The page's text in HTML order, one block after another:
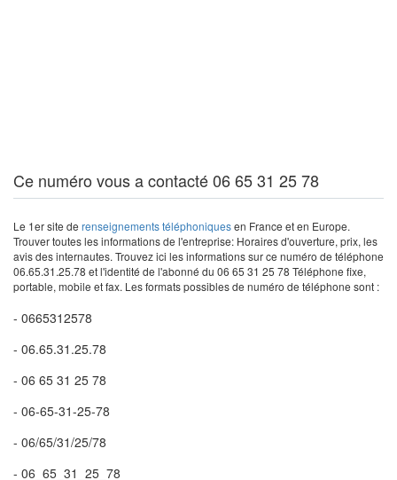
Ce numéro vous a contacté 06 65 31 25 78
Le 1er site de renseignements téléphoniquesen France et en Europe.
Trouver toutes les informations de l'entreprise: Horaires d'ouverture, prix, les
avis des internautes. Trouvez ici les informations sur ce numéro de téléphone
06.65.31.25.78 et l'identité de l'abonné du 06 65 31 25 78 Téléphone fixe,
portable, mobile et fax. Les formats possibles de numéro de téléphone sont :
- 0665312578
- 06.65.31.25.78
- 06 65 31 25 78
- 06-65-31-25-78
- 06/65/31/25/78
- 06_65_31_25_78